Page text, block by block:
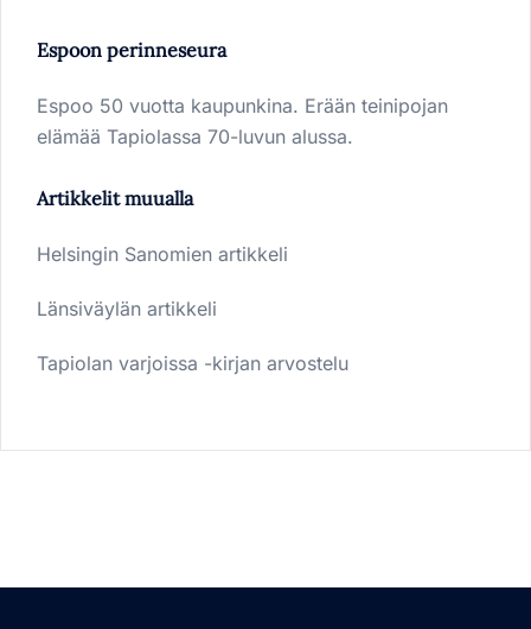
Espoon perinneseura
Espoo 50 vuotta kaupunkina. Erään teinipojan
elämää Tapiolassa 70-luvun alussa.
Artikkelit muualla
Helsingin Sanomien artikkeli
Länsiväylän artikkeli
Tapiolan varjoissa -kirjan arvostelu